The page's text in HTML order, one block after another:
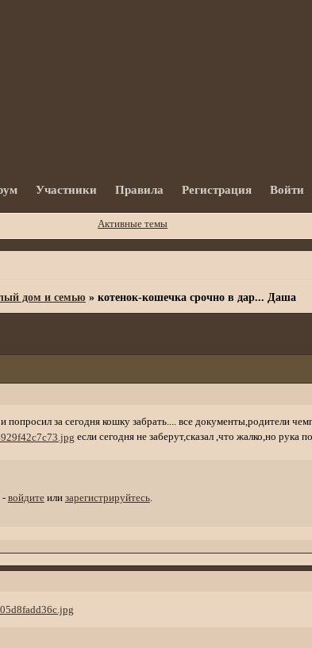
Участники Правила Регистрация Войти
Активные темы
дом и семью » котенок-кошечка срочно в дар... Даша
попросил за сегодня кошку забрать.... все документы,родители
если сегодня не заберут,сказал ,что жалко,но рука
- войдитеили зарегистрируйтесь.